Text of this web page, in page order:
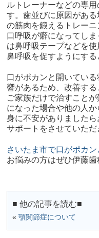
ルトレーナーなどの専
す。歯並びに原因があ
の筋肉を鍛えるトレー
口呼吸が癖になってし
は鼻呼吸テープなどを
鼻呼吸を促すようにする
口がポカンと開いてい
響があるため、改善す
ご家族だけで治すこと
になった場合や他の人
身に不安がありました
サポートをさせていただ
さいたま市で口がポカ
お悩みの方はぜひ伊藤歯
■ 他の記事を読む■
«顎関節症について